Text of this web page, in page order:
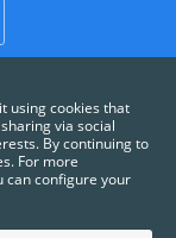
using cookies that
via social
By continuing to
For more
can configure your